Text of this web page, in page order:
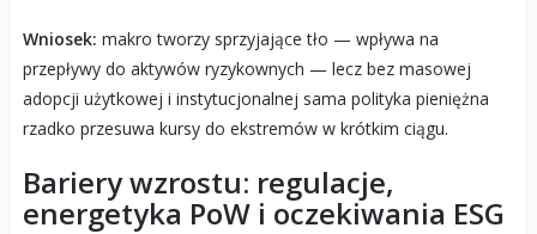
Wniosek: makro tworzy sprzyjające tło — wpływa na
przepływy do aktywów ryzykownych — lecz bez masowej
adopcji użytkowej i instytucjonalnej sama polityka pieniężna
rzadko przesuwa kursy do ekstremów w krótkim ciągu.
Bariery wzrostu: regulacje,
energetyka PoW i oczekiwania ESG